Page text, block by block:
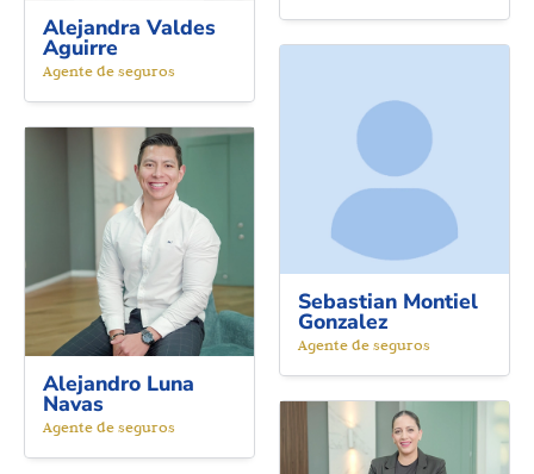
Alejandra Valdes
Aguirre
Agente de seguros
Sebastian Montiel
Gonzalez
Agente de seguros
Alejandro Luna
Navas
Agente de seguros